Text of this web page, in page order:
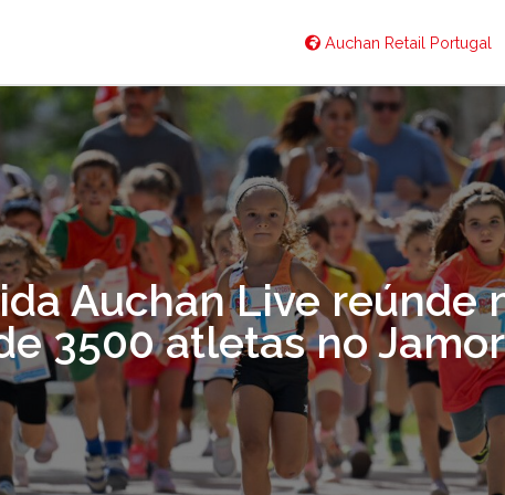
Auchan Retail Portugal
Auchan Live reúnde
3500 atletas no Jamor